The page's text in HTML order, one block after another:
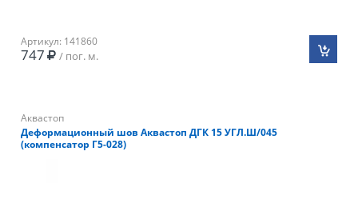
Артикул: 141860
747 / пог. м.
Аквастоп
Деформационный шов Аквастоп ДГК 15 УГЛ.Ш/045
(компенсатор Г5-028)